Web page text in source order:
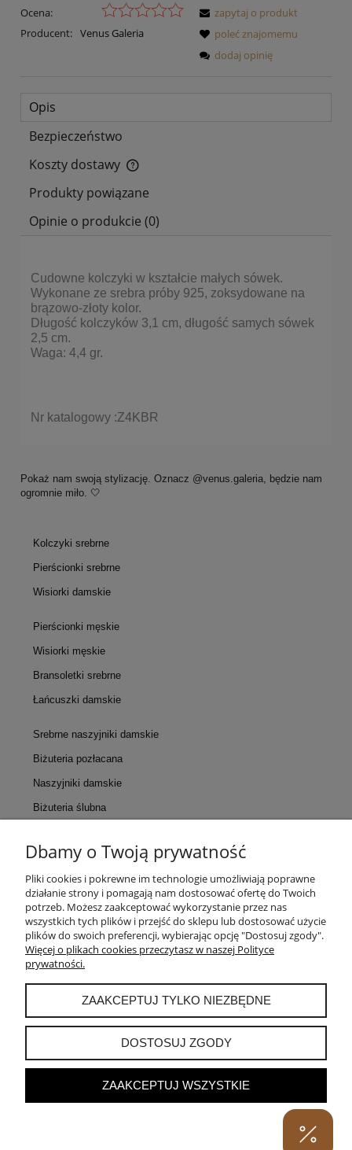
Ocena:
Producent: Venus Galeria
zapytaj o produkt
poleć znajomemu
dodaj opinię
Opis
Bezpieczeństwo
Koszty dostawy
Cena nie zawiera ewentualnych kosztów płatności
Produkty powiązane
Opinie o produkcie (0)
Cudowne kolczyki w kształcie małych sówek.
Wykonane ze srebra próby 925, zoksydowane na
brązowo-złoty kolor.
Długość kolczyków 3,1 cm, długość samych sówek
2,5 cm.
Waga: 4,4 gr.
Nr katalogowy :Z4KBR
Pokaż nam swoją stylizację. Oznacz @venus.galeria, będzie nam
ogromnie miło. 🤍
Kolczyki srebrne
Pierścionki srebrne
Wisiorki damskie
Pierścionki męskie
Wisiorki męskie
Bransoletki srebrne
Łańcuszki damskie
Srebrne naszyjniki damskie
Biżuteria pozłacana
Naszyjniki damskie
Biżuteria ślubna
KONTAKT
POMOC
MOJE KONTO
PŁATNOŚCI I DOSTAWA
INFORMACJE
Dbamy o Twoją prywatność
Pliki cookies i pokrewne im technologie umożliwiają poprawne
działanie strony i pomagają nam dostosować ofertę do Twoich
potrzeb. Możesz zaakceptować wykorzystanie przez nas
wszystkich tych plików i przejść do sklepu lub dostosować użycie
plików do swoich preferencji, wybierając opcję "Dostosuj zgody".
Więcej o plikach cookies przeczytasz w naszej Polityce
prywatności.
ZAAKCEPTUJ TYLKO NIEZBĘDNE
DOSTOSUJ ZGODY
ZAAKCEPTUJ WSZYSTKIE